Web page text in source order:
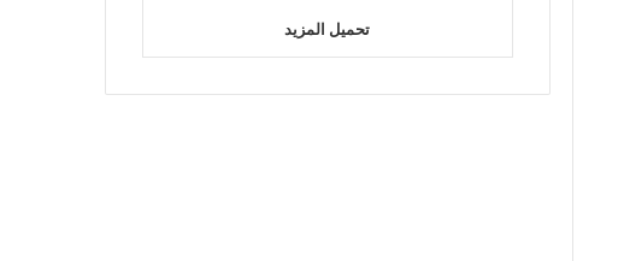
تحميل المزيد